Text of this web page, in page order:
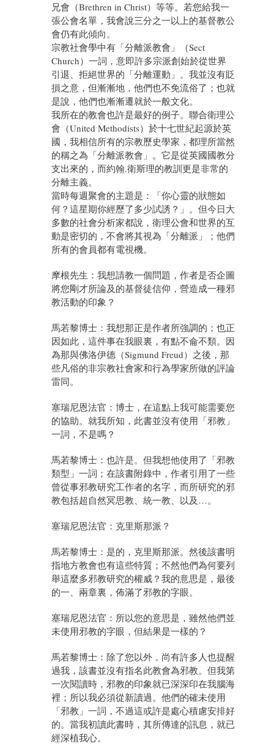
兄會（Brethren in Christ）等等。若您給我一
張公會名單，我會說三分之一以上的基督教公
會仍有此傾向。
宗教社會學中有「分離派教會」（Sect
Church）一詞，意即許多宗派創始於從世界
引退、拒絕世界的「分離運動」。我並沒有貶
損之意，但漸漸地，他們也不免流俗了；也就
是說，他們也漸漸遷就於一般文化。
我所在的教會也許是最好的例子。聯合衛理公
會（United Methodists）於十七世紀起源於英
國，我相信所有的宗教歷史學家，都理所當然
的稱之為「分離派教會」。它是從英國國教分
支出來的，而約翰.衛斯理的教訓更是非常的
分離主義。
當時每週聚會的主題是：「你心靈的狀態如
何？這星期你經歷了多少試誘？」。但今日大
多數的社會分析家都說，衛理公會和世界的互
動是密切的，不會將其視為「分離派」；他們
所有的會員都有電視機。
摩根先生：我想請教一個問題，作者是否企圖
將您剛才所論及的基督徒信仰，營造成一種邪
教活動的印象？
馬若黎博士：我想那正是作者所強調的；也正
因如此，這件事在我眼裏，有點不侖不類。因
為那與佛洛伊德（Sigmund Freud）之後，那
些凡俗的非宗教社會家和行為學家所做的評論
雷同。
塞瑞尼恩法官：博士，在這點上我可能需要您
的協助。就我所知，此書並沒有使用「邪教」
一詞，不是嗎？
馬若黎博士：也許是。但我想他使用了「邪教
類型」一詞；在該書附錄中，作者引用了一些
曾從事邪教研究工作者的名字，而所研究的邪
教包括超自然冥思教、統一教、以及…。
塞瑞尼恩法官：克里斯那派？
馬若黎博士：是的，克里斯那派。然後該書明
指地方教會也有這些特質；不然他們為何要列
舉這麼多邪教研究的權威？我的意思是，最後
的一、兩章裏，佈滿了邪教的字眼。
塞瑞尼恩法官：所以您的意思是，雖然他們並
未使用邪教的字眼，但結果是一樣的？
馬若黎博士：除了您以外，尚有許多人也提醒
過我，該書並沒有指名此教會為邪教。但我第
一次閱讀時，邪教的印象就已深深印在我腦海
裡；所以我必須從新讀過。他們的確未使用
「邪教」一詞，不過這或許是處心積慮安排好
的。當我初讀此書時，其所傳達的訊息，就已
經深植我心。